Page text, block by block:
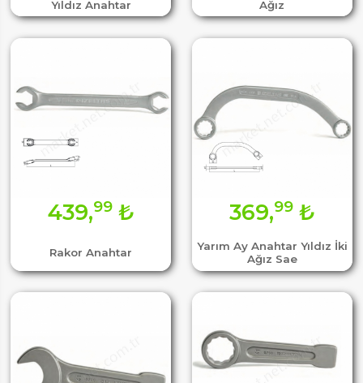
Yıldız Anahtar Ağız
Rakor Anahtar
439,99₺
Yarım Ay Anahtar Yıldız İki
Ağız Sae
369,99₺